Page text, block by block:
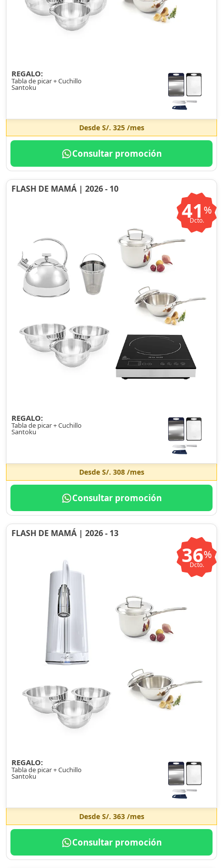
REGALO:
Tabla de picar + Cuchillo
Santoku
Desde S/. 325/mes
Consultar promoción
FLASH DE MAMÁ | 2026 - 10
41 %
Dcto.
REGALO:
Tabla de picar + Cuchillo
Santoku
Desde S/. 308/mes
Consultar promoción
FLASH DE MAMÁ | 2026 - 13
36%
Dcto.
REGALO:
Tabla de picar + Cuchillo
Santoku
Desde S/. 363/mes
Consultar promoción